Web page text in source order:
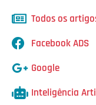
Todos os
Facebook ADS
Google
Inteligência